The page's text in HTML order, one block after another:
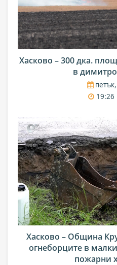
Хасково – 300 дка.
в
19:26
Хасково – Община
огнеборците в
пожарни